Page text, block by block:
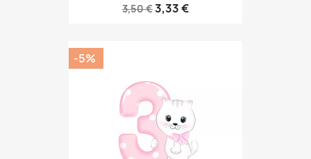
3,50 €3,33 €
-5%